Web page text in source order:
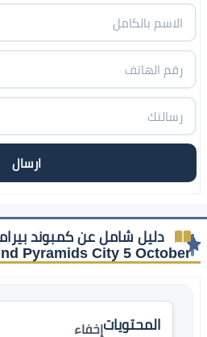
Pyramids City 5 October
المحتوياتإخفاء